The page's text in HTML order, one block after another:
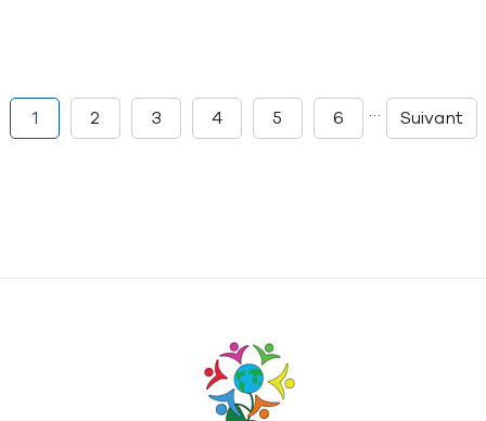
1 2 3 4 5 6 … Suivant